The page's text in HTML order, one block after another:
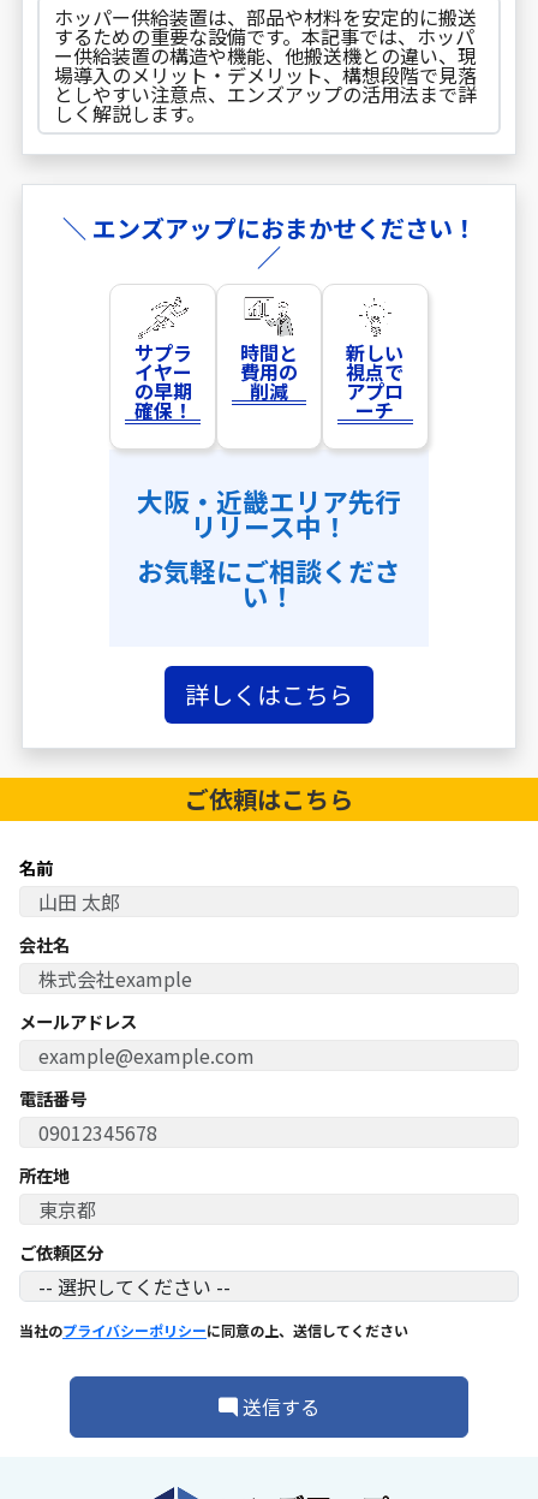
ホッパー供給装置は、部品や材料を安定的に搬送
するための重要な設備です。本記事では、ホッパ
ー供給装置の構造や機能、他搬送機との違い、現
場導入のメリット・デメリット、構想段階で見落
としやすい注意点、エンズアップの活用法まで詳
しく解説します。
＼ エンズアップにおまかせください！
／
サプラ
イヤー
の早期
確保！
時間と
費用の
削減
新しい
視点で
アプロ
ーチ
大阪・近畿エリア先行
リリース中！
お気軽にご相談くださ
い！
詳しくはこちら
ご依頼はこちら
名前
会社名
メールアドレス
電話番号
所在地
ご依頼区分
当社のプライバシーポリシーに同意の上、送信してください
送信する